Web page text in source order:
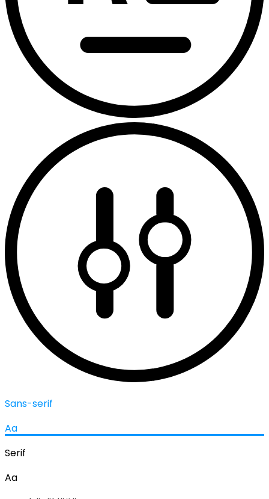
Sans-serif
Aa
Serif
Aa